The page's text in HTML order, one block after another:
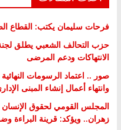
فرحات سليمان يكتب: القطاع
حزب التحالف الشعبي يطلق
الانتهاكات ودعم المرضى
صور .. اعتماد الرسومات
وانتهاء أعمال إنشاء المبنى
المجلس القومي لحقوق الإنسان
زهران.. ويؤكد: قرينة البراءة